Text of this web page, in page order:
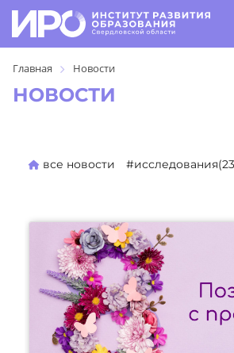
Главная Новости
НОВОСТИ
все новости